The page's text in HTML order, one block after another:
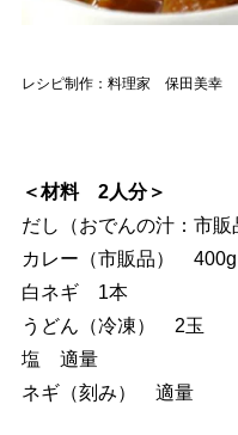
レシピ制作：料理家 保田美幸
＜材料 2人分＞
だし（おでんの汁：市
カレー（市販品） 400g
白ネギ 1本
うどん（冷凍） 2玉
塩 適量
ネギ（刻み） 適量